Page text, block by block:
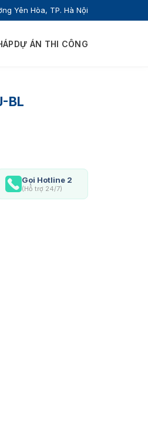
Yên Hòa, TP. Hà Nội
DỰ ÁN THI CÔNG
BL
Gọi Hotline 2
(Hỗ trợ 24/7)